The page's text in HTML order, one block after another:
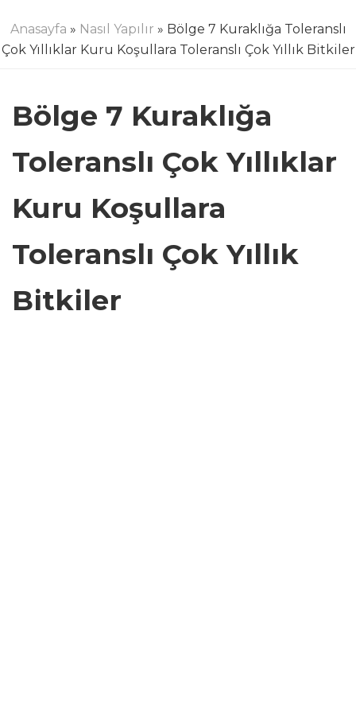
Anasayfa » Nasıl Yapılır » Bölge 7 Kuraklığa Toleranslı
Çok Yıllıklar Kuru Koşullara Toleranslı Çok Yıllık Bitkiler
Bölge 7 Kuraklığa
Toleranslı Çok Yıllıklar
Kuru Koşullara
Toleranslı Çok Yıllık
Bitkiler